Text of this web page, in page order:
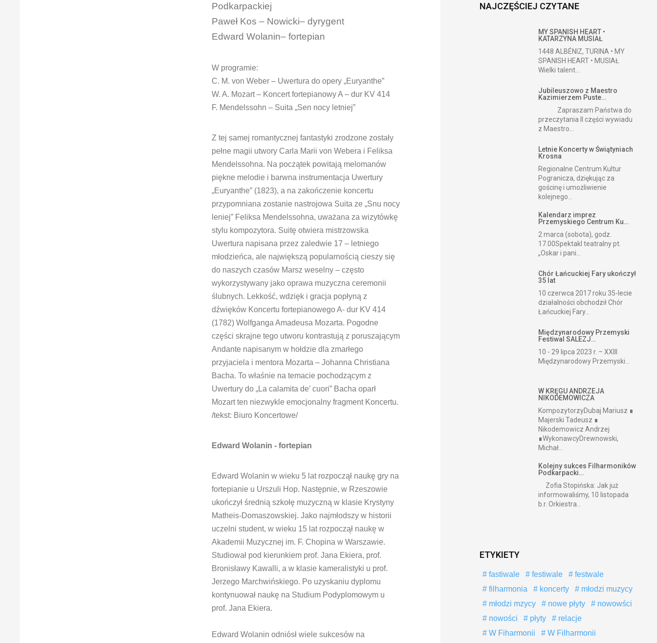
Podkarpackiej
Paweł Kos – Nowicki– dyrygent
Edward Wolanin– fortepian
W programie:
C. M. von Weber – Uwertura do opery „Euryanthe”
W. A. Mozart – Koncert fortepianowy A – dur KV 414
F. Mendelssohn – Suita „Sen nocy letniej”
Z tej samej romantycznej fantastyki zrodzone zostały
pełne magii utwory Carla Marii von Webera i Feliksa
Mendelssohna. Na początek powitają melomanów
piękne melodie i barwna instrumentacja Uwertury
„Euryanthe” (1823), a na zakończenie koncertu
przypomniana zostanie nastrojowa Suita ze „Snu nocy
leniej” Feliksa Mendelssohna, uważana za wizytówkę
stylu kompozytora. Suitę otwiera mistrzowska
Uwertura napisana przez zaledwie 17 – letniego
młodzieńca, ale największą popularnością cieszy się
do naszych czasów Marsz weselny – często
wykorzystywany jako oprawa muzyczna ceremonii
ślubnych. Lekkość, wdzięk i gracja popłyną z
dźwięków Koncertu fortepianowego A- dur KV 414
(1782) Wolfganga Amadeusa Mozarta. Pogodne
części skrajne tego utworu kontrastują z poruszającym
Andante napisanym w hołdzie dla zmarłego
przyjaciela i mentora Mozarta – Johanna Christiana
Bacha. To właśnie na temacie pochodzącym z
Uwertury do „La calamita de’ cuori” Bacha oparł
Mozart ten niezwykle emocjonalny fragment Koncertu.
/tekst: Biuro Koncertowe/
Edward Wolanin - fortepian
Edward Wolanin w wieku 5 lat rozpoczął naukę gry na
fortepianie u Urszuli Hop. Następnie, w Rzeszowie
ukończył średnią szkołę muzyczną w klasie Krystyny
Matheis-Domaszowskiej. Jako najmłodszy w historii
uczelni student, w wieku 15 lat rozpoczął naukę w
Akademii Muzycznej im. F. Chopina w Warszawie.
Studiował pod kierunkiem prof. Jana Ekiera, prof.
Bronisławy Kawalli, a w klasie kameralistyki u prof.
Jerzego Marchwińskiego. Po uzyskaniu dyplomu
kontynuował naukę na Studium Podyplomowym u
prof. Jana Ekiera.
Edward Wolanin odniósł wiele sukcesów na
NAJCZĘŚCIEJ CZYTANE
MY SPANISH HEART •
KATARZYNA MUSIAŁ
1448 ALBÉNIZ, TURINA • MY
SPANISH HEART • MUSIAŁ
Wielki talent...
Jubileuszowo z Maestro
Kazimierzem Puste…
Zapraszam Państwa do
przeczytania II części wywiadu
z Maestro...
Letnie Koncerty w Świątyniach
Krosna
Regionalne Centrum Kultur
Pogranicza, dziękując za
gościnę i umożliwienie
kolejnego...
Kalendarz imprez
Przemyskiego Centrum Ku…
2 marca (sobota), godz.
17.00Spektakl teatralny pt.
„Oskar i pani...
Chór Łańcuckiej Fary ukończył
35 lat
10 czerwca 2017 roku 35-lecie
działalności obchodził Chór
Łańcuckiej Fary...
Międzynarodowy Przemyski
Festiwal SALEZJ…
10 - 29 lipca 2023 r. – XXIII
Międzynarodowy Przemyski...
W KRĘGU ANDRZEJA
NIKODEMOWICZA
KompozytorzyDubaj Mariusz ∎
Majerski Tadeusz ∎
Nikodemowicz Andrzej
∎WykonawcyDrewnowski,
Michał...
Kolejny sukces Filharmoników
Podkarpacki…
Zofia Stopińska: Jak już
informowaliśmy, 10 listopada
b.r. Orkiestra...
ETYKIETY
fastiwale festiwale
festwale
filharmonia
koncerty
młodzi muzycy
młodzi mzycy
nowe płyty
nowowści
nowości
płyty
relacje
W Fiharmonii
W Filharmonii